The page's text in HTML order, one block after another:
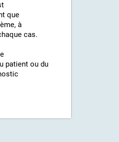
que
à
cas.
patient ou du